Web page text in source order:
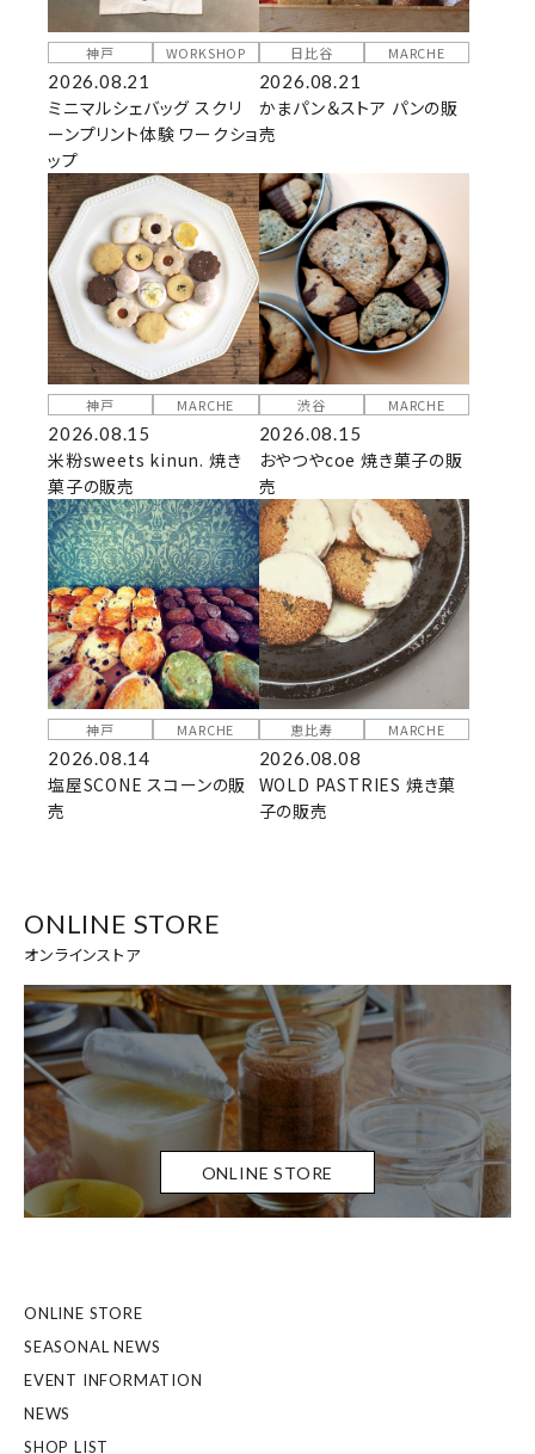
神戸 WORKSHOP
2026.08.21
ミニマルシェバッグ スクリ
ーンプリント体験 ワークショ
ップ
日比谷 MARCHE
2026.08.21
かまパン＆ストア パンの販
売
神戸 MARCHE
2026.08.15
米粉sweets kinun. 焼き
菓子の販売
渋谷 MARCHE
2026.08.15
おやつやcoe 焼き菓子の販
売
神戸 MARCHE
2026.08.14
塩屋SCONE スコーンの販
売
恵比寿 MARCHE
2026.08.08
WOLD PASTRIES 焼き菓
子の販売
ONLINE STORE
オンラインストア
ONLINE STORE
ONLINE STORE
SEASONAL NEWS
EVENT INFORMATION
NEWS
SHOP LIST